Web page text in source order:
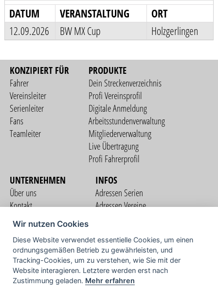
DATUM VERANSTALTUNG
ORT
12.09.2026
BW MX Cup Holzgerlingen
KONZIPIERT FÜR
Fahrer
Vereinsleiter
Serienleiter
Fans
Teamleiter
PRODUKTE
Dein Streckenverzeichnis
Profi Vereinsprofil
Digitale Anmeldung
Arbeitsstundenverwaltung
Mitgliederverwaltung
Live Übertragung
Profi Fahrerprofil
UNTERNEHMEN
Über uns
Kontakt
Nutzungsbedingungen
Datenschutzerklärung
Impressum
INFOS
Adressen Serien
Adressen Vereine
COMMUNITY
Wir nutzen Cookies
Diese Website verwendet essentielle Cookies, um einen
ordnungsgemäßen Betrieb zu gewährleisten, und
Tracking-Cookies, um zu verstehen, wie Sie mit der
Website interagieren. Letztere werden erst nach
Zustimmung geladen. Mehr erfahren